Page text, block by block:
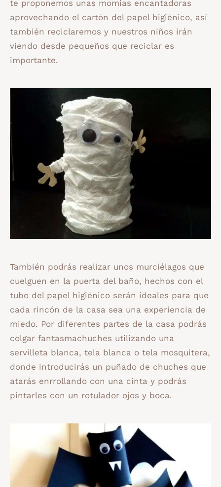
te proponemos unas momias encantadoras
aprovechando el cartón del papel higiénico, así
también reciclaremos y nuestros niños irán
viendo desde pequeños que reciclar es
importante.
También podrás realizar unos murciélagos que
cuelguen en la puerta del baño, hechos con el
tubo del papel higiénico serán ideales para que
cada rincón de la casa sea una experiencia de
miedo. Por diferentes partes de la casa podrás
colgar fantasmachuches utilizando una
servilleta blanca, tela blanca o tela mosquitera,
donde introducirás un puñado de chuches que
atarás enrrollando con una cinta y podrás
pintarles con un rotulador ojos y boca.